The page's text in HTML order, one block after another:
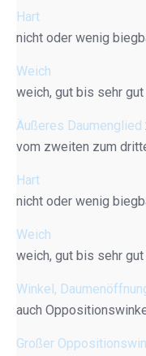
Hart
nicht oder wenig
Weich
weich, gut bis sehr
Äußeres Daumenglied
vom zweiten zum
Hart
nicht oder wenig
Weich
weich, gut bis sehr
Winkel,
auch
Großer